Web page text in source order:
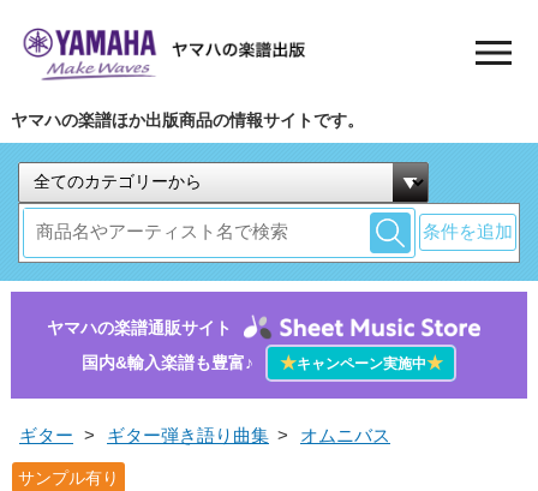
ヤマハの楽譜ほか出版商品の情報サイトです。
条件を追加
ヤマハの楽譜通販サイト
国内&輸入楽譜も豊富♪
★キャンペーン実施中★
ギター > ギター弾き語り曲集 > オムニバス
サンプル有り